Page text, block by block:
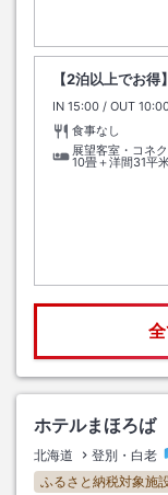
【2泊以上でお
IN チェックイン
15:00 / OUT チェ
食事なし
展望客室・コネ
10畳＋洋間31平
ホテルまほろば
北海道 登別・白老
ふるさと納税対象施